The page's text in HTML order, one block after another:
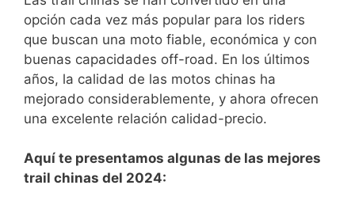
opción cada vez más popular para los riders
que buscan una moto fiable, económica y con
buenas capacidades off-road. En los últimos
años, la calidad de las motos chinas ha
mejorado considerablemente, y ahora ofrecen
una excelente relación calidad-precio.
Aquí te presentamos algunas de las mejores
trail chinas del 2024: